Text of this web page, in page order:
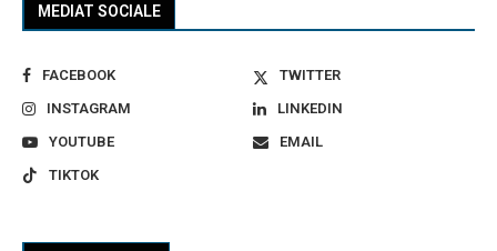
MEDIAT SOCIALE
FACEBOOK
TWITTER
INSTAGRAM
LINKEDIN
YOUTUBE
EMAIL
TIKTOK